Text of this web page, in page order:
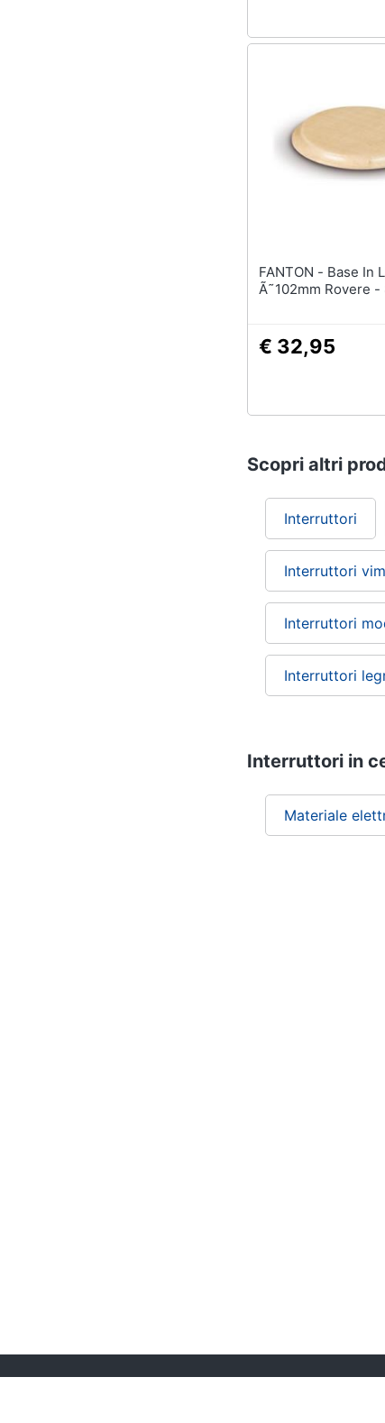
FANTON - Base In Legno
Ã˜102mm Rovere -
€ 32,95
Scopri altri
Interruttori
Interruttori
Interruttori
Interruttori
Interruttori in
Materiale